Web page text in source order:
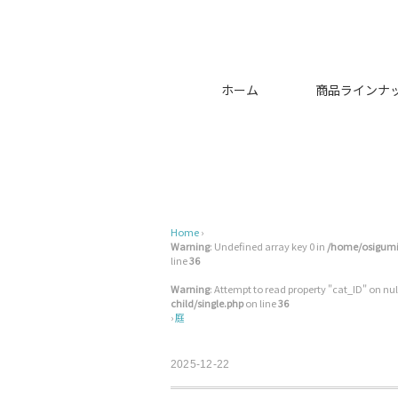
ホーム 商品ラインナ
Home›
Warning: Undefined array key 0 in /home/
line36
Warning: Attempt to read property "cat_ID" on
child/single.phpon line36
›庭
2025-12-22